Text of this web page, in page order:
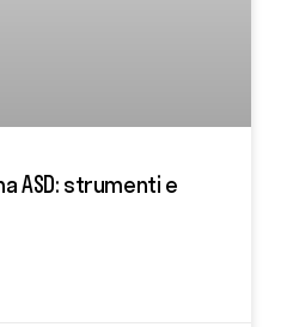
ASD: strumenti e